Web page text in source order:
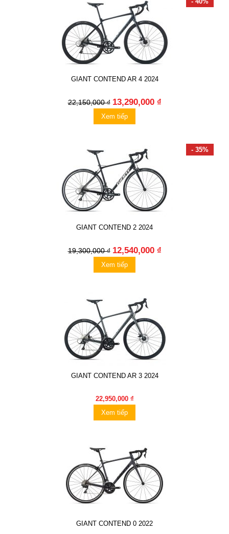
GIANT CONTEND AR 4 2024
22,150,000 ₫ 13,290,000 ₫
Xem tiếp
- 35%
GIANT CONTEND 2 2024
19,300,000 ₫ 12,540,000 ₫
Xem tiếp
GIANT CONTEND AR 3 2024
22,950,000 ₫
Xem tiếp
GIANT CONTEND 0 2022